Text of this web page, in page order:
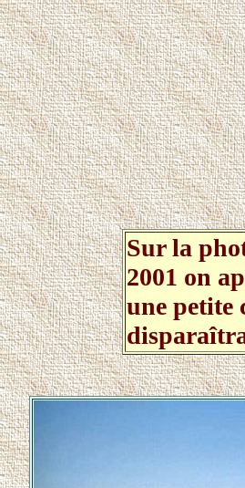
Sur la
2001 on
une petite